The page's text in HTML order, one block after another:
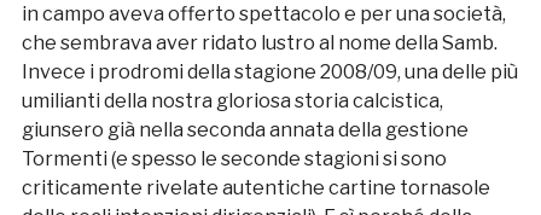
in campo aveva offerto spettacolo e per una società,
che sembrava aver ridato lustro al nome della Samb.
Invece i prodromi della stagione 2008/09, una delle più
umilianti della nostra gloriosa storia calcistica,
giunsero già nella seconda annata della gestione
Tormenti (e spesso le seconde stagioni si sono
criticamente rivelate autentiche cartine tornasole